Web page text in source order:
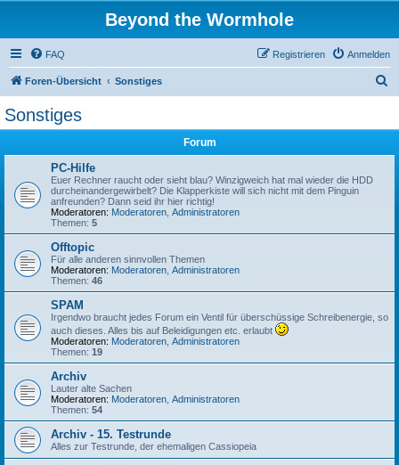
Beyond the Wormhole
FAQ Anmelden
Registrieren
Foren-Übersicht Sonstiges
Sonstiges
Forum
PC-Hilfe
Euer Rechner raucht oder sieht blau? Winzigweich hat mal wieder die HDD
durcheinandergewirbelt? Die Klapperkiste will sich nicht mit dem Pinguin
anfreunden? Dann seid ihr hier richtig!
Moderatoren: Moderatoren Administratoren
Themen: 5
Offtopic
Für alle anderen sinnvollen Themen
Moderatoren: Moderatoren Administratoren
Themen: 46
SPAM
Irgendwo braucht jedes Forum ein Ventil für überschüssige Schreibenergie, so
auch dieses. Alles bis auf Beleidigungen etc. erlaubt
Moderatoren: Moderatoren Administratoren
Themen: 19
Archiv
Lauter alte Sachen
Moderatoren: Moderatoren Administratoren
Themen: 54
Archiv - 15. Testrunde
Alles zur Testrunde, der ehemaligen Cassiopeia